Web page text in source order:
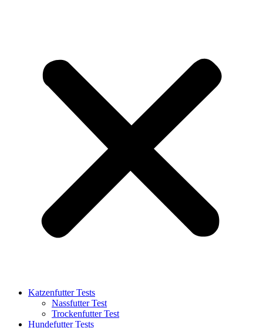
Katzenfutter Tests
Nassfutter Test
Trockenfutter Test
Hundefutter Tests